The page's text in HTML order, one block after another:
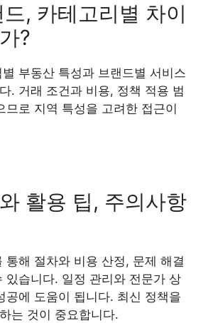
, 카테고리별 차이
?
부동산 특성과 브랜드별 서비스
. 거래 조건과 비용, 정책 적용 범
므로 지역 특성을 고려한 접근이
활용 팁, 주의사항
통해 절차와 비용 산정, 문제 해결
있습니다. 일정 관리와 전문가 상
공에 도움이 됩니다. 최신 정책을
는 것이 중요합니다.